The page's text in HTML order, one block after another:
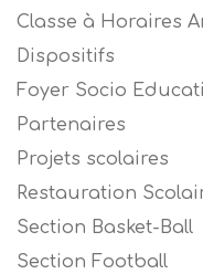
Classe à Horaires
Dispositifs
Foyer Socio
Partenaires
Projets scolaires
Restauration
Section Basket-Ball
Section Football